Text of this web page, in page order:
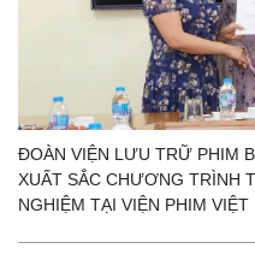
ĐOÀN VIỆN LƯU TRỮ PHIM
XUẤT SẮC CHƯƠNG TRÌNH
NGHIỆM TẠI VIỆN PHIM VIỆT